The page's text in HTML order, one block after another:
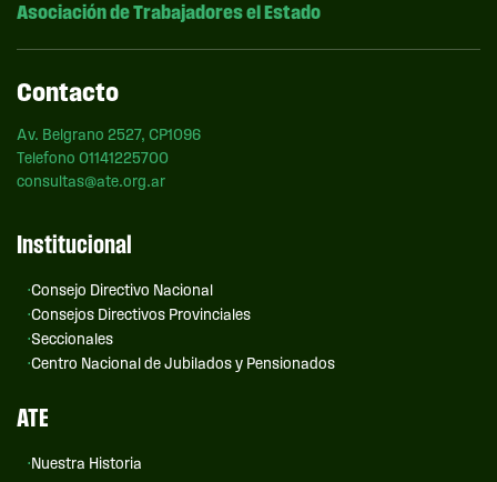
Asociación de Trabajadores el Estado
Contacto
Av. Belgrano 2527, CP1096
Telefono 01141225700
consultas@ate.org.ar
Institucional
Consejo Directivo Nacional
Consejos Directivos Provinciales
Seccionales
Centro Nacional de Jubilados y Pensionados
ATE
Nuestra Historia